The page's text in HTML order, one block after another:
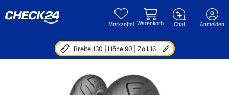
Merkzettel Warenkorb Chat Anmelden
Breite 130 | Höhe 90 | Zoll 16